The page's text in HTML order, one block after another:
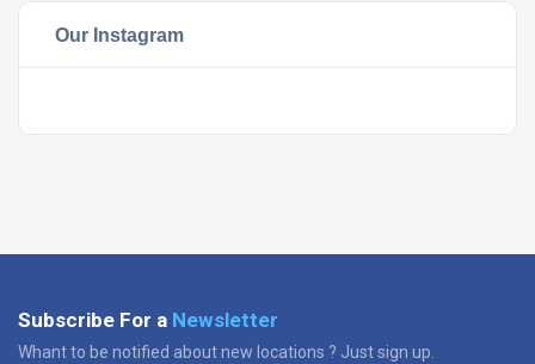
Our Instagram
Subscribe For a Newsletter
Whant to be notified about new locations ? Just sign up.